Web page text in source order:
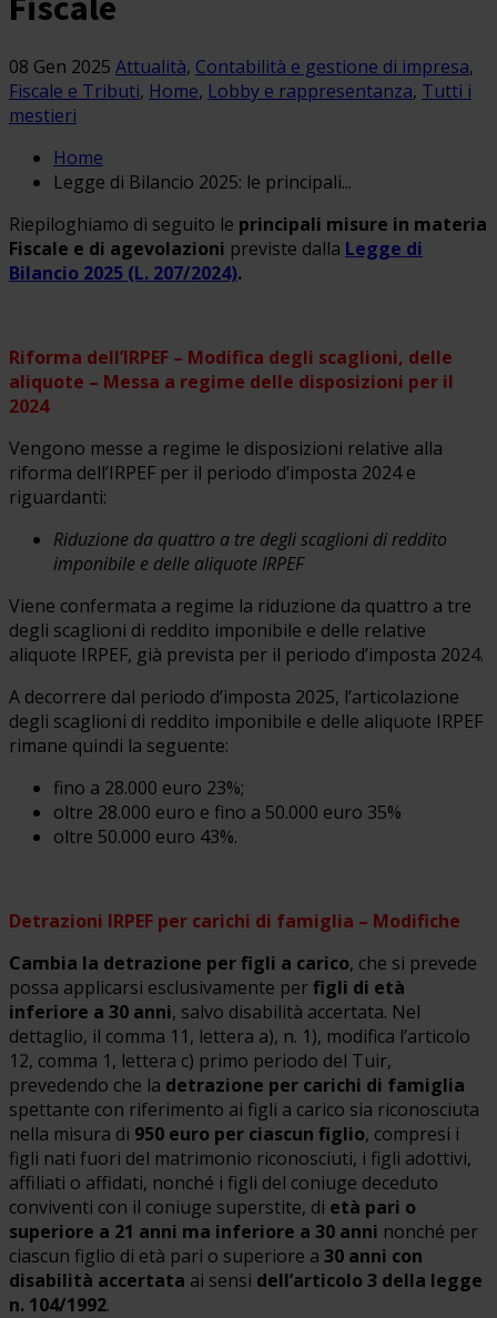
08 Gen 2025 Attualità, Contabilità e gestione di impresa,
Fiscale e Tributi, Home, Lobby e rappresentanza, Tutti i
mestieri
Home
Legge di Bilancio 2025: le principali...
Riepiloghiamo di seguito le principali misure in materia
Fiscale e di agevolazioni previste dalla Legge di
Bilancio 2025 (L. 207/2024).
Riforma dell’IRPEF – Modifica degli scaglioni, delle
aliquote – Messa a regime delle disposizioni per il
2024
Vengono messe a regime le disposizioni relative alla
riforma dell’IRPEF per il periodo d’imposta 2024 e
riguardanti:
Riduzione da quattro a tre degli scaglioni di reddito
imponibile e delle aliquote IRPEF
Viene confermata a regime la riduzione da quattro a tre
degli scaglioni di reddito imponibile e delle relative
aliquote IRPEF, già prevista per il periodo d’imposta 2024.
A decorrere dal periodo d’imposta 2025, l’articolazione
degli scaglioni di reddito imponibile e delle aliquote IRPEF
rimane quindi la seguente:
fino a 28.000 euro 23%;
oltre 28.000 euro e fino a 50.000 euro 35%
oltre 50.000 euro 43%.
Detrazioni IRPEF per carichi di famiglia – Modifiche
Cambia la detrazione per figli a carico, che si prevede
possa applicarsi esclusivamente perfigli di età
inferiore a 30 anni, salvo disabilità accertata. Nel
dettaglio, il comma 11, lettera a), n. 1), modifica l’articolo
12, comma 1, lettera c) primo periodo del Tuir,
prevedendo che la detrazione per carichi di famiglia
spettante con riferimento ai figli a carico sia riconosciuta
nella misura di 950 euro per ciascun figlio, compresi i
figli nati fuori del matrimonio riconosciuti, i figli adottivi,
affiliati o affidati, nonché i figli del coniuge deceduto
conviventi con il coniuge superstite, di età pari o
superiore a 21 anni ma inferiore a 30 anni nonché per
ciascun figlio di età pari o superiore a 30 anni con
disabilità accertata ai sensi dell’articolo 3 della legge
n. 104/1992.